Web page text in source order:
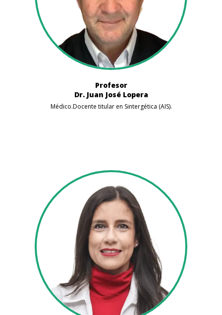
Profesor
Dr. Juan José Lopera
Médico.Docente titular en Sintergética (AIS).